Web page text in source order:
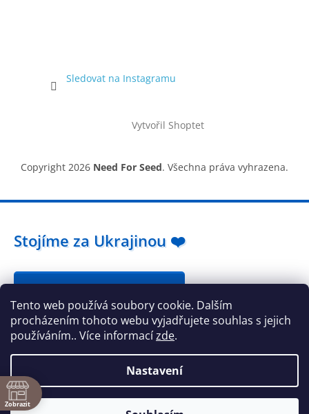
Tento web používá soubory cookie. Dalším
procházením tohoto webu vyjadřujete souhlas s jejich
používáním.. Více informacízde.
Nastavení
Sledovat na Instagramu
Vytvořil Shoptet
Copyright 2026 Need For Seed. Všechna práva vyhrazena.
Zobrazit
Stojíme za Ukrajinou ❤️